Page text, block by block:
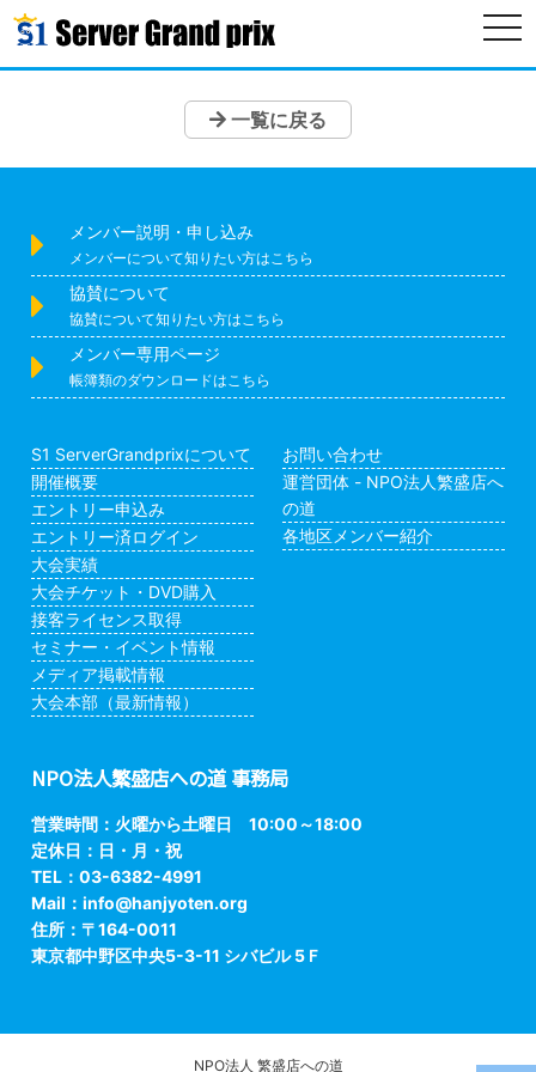
一覧に戻る
メンバー説明・申し込み
メンバーについて知りたい方はこちら
協賛について
協賛について知りたい方はこちら
メンバー専用ページ
帳簿類のダウンロードはこちら
NPO法人繁盛店への道 事務局
営業時間：火曜から土曜日 10:00～18:00
定休日：日・月・祝
TEL：03-6382-4991
Mail： info@hanjyoten.org
住所：〒164-0011
東京都中野区中央5-3-11 シバビル 5Ｆ
S1 ServerGrandprixについて
開催概要
エントリー申込み
エントリー済ログイン
大会実績
大会チケット・DVD購入
接客ライセンス取得
セミナー・イベント情報
メディア掲載情報
大会本部（最新情報）
お問い合わせ
運営団体 - NPO法人繁盛店へ
の道
各地区メンバー紹介
NPO法人 繁盛店への道